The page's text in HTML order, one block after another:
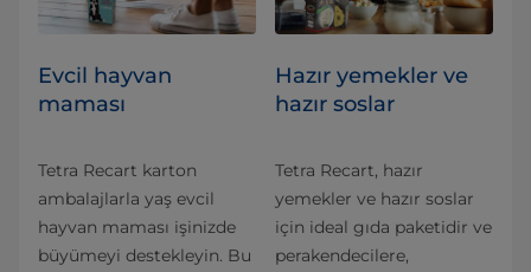
Evcil hayvan
maması
Tetra Recart karton
ambalajlarla yaş evcil
hayvan maması işinizde
büyümeyi destekleyin. Bu
Hazır yemekler ve
hazır soslar
Tetra Recart, hazır
yemekler ve hazır soslar
için ideal gıda paketidir ve
perakendecilere,